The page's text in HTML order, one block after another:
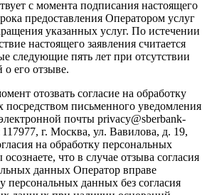
с момента подписания настоящего
предоставления Оператором услуг
указанных услуг. По истечении
настоящего заявления считается
следующие пять лет при отсутствии
о его отзыве.
отозвать согласие на обработку
письменного уведомления
почты privacy@sberbank-
г. Москва, ул. Вавилова, д. 19,
на обработку персональных
что в случае отзыва согласия
данных Оператор вправе
персональных данных без согласия